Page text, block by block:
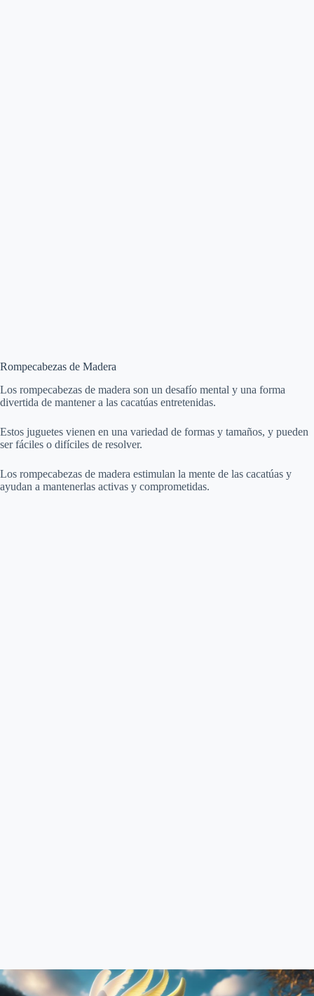
Rompecabezas de Madera
Los rompecabezas de madera son un desafío mental y una forma
divertida de mantener a las cacatúas entretenidas.
Estos juguetes vienen en una variedad de formas y tamaños, y pueden
ser fáciles o difíciles de resolver.
Los rompecabezas de madera estimulan la mente de las cacatúas y
ayudan a mantenerlas activas y comprometidas.